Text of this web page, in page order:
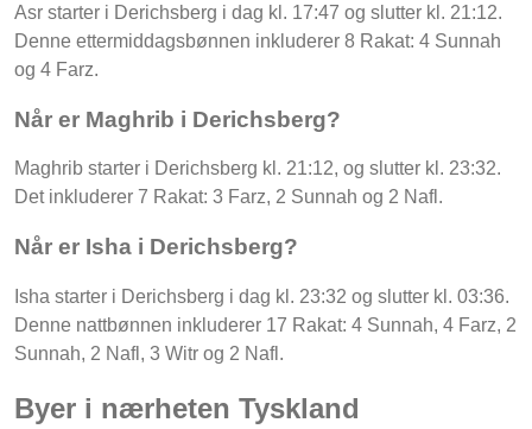
Asr starter i Derichsberg i dag kl. 17:47 og slutter kl. 21:12.
Denne ettermiddagsbønnen inkluderer 8 Rakat: 4 Sunnah
og 4 Farz.
Når er Maghrib i Derichsberg?
Maghrib starter i Derichsberg kl. 21:12, og slutter kl. 23:32.
Det inkluderer 7 Rakat: 3 Farz, 2 Sunnah og 2 Nafl.
Når er Isha i Derichsberg?
Isha starter i Derichsberg i dag kl. 23:32 og slutter kl. 03:36.
Denne nattbønnen inkluderer 17 Rakat: 4 Sunnah, 4 Farz, 2
Sunnah, 2 Nafl, 3 Witr og 2 Nafl.
Byer i nærheten Tyskland